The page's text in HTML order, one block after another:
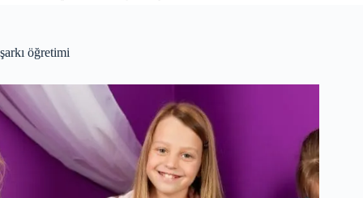
şarkı öğretimi